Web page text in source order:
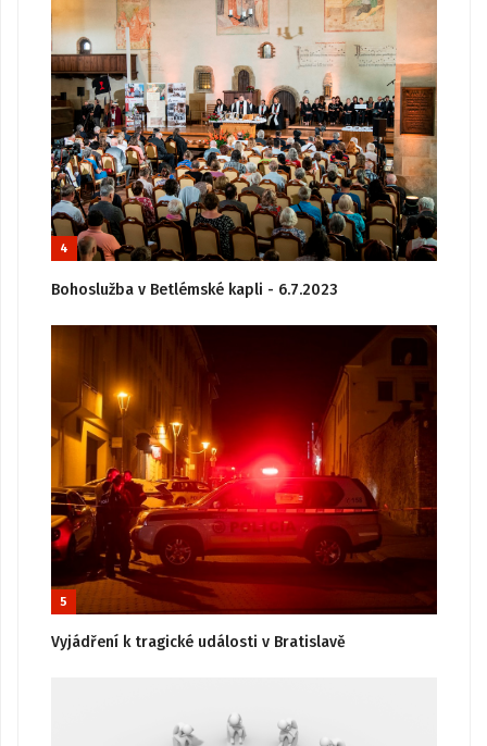
4
Bohoslužba v Betlémské kapli - 6.7.2023
5
Vyjádření k tragické události v Bratislavě